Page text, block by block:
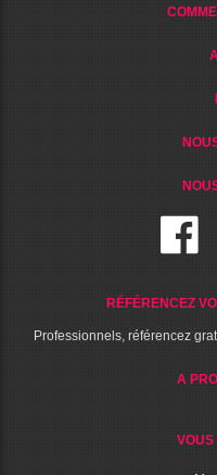
RÉFÉRENCEZ
Professionnels, référencez
A